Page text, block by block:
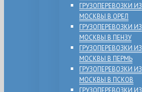
ГРУЗОПЕРЕВОЗКИ ИЗ
МОСКВЫ В ОРЕЛ
ГРУЗОПЕРЕВОЗКИ ИЗ
МОСКВЫ В ПЕНЗУ
ГРУЗОПЕРЕВОЗКИ ИЗ
МОСКВЫ В ПЕРМЬ
ГРУЗОПЕРЕВОЗКИ ИЗ
МОСКВЫ В ПСКОВ
ГРУЗОПЕРЕВОЗКИ ИЗ